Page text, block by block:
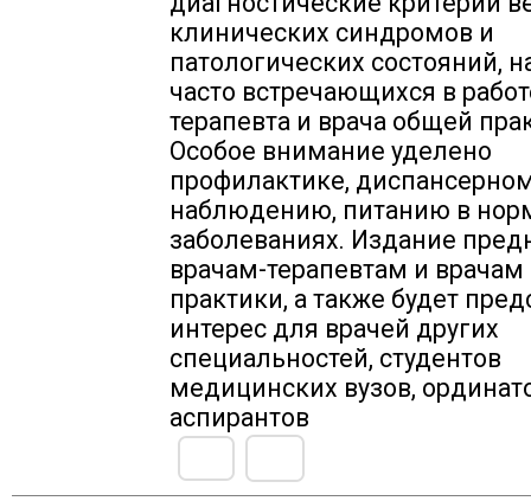
клинических синдромов и
патологических состояний,
часто встречающихся в
терапевта и врача общей
Особое внимание уделено
профилактике,
наблюдению, питанию в
заболеваниях. Издание
врачам-терапевтам и
практики, а также будет
интерес для врачей других
специальностей, студентов
медицинских вузов,
аспирантов